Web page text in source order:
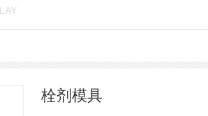
栓剂模具